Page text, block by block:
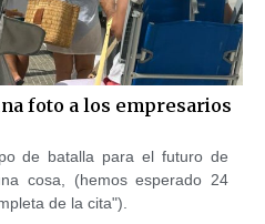
foto a los empresarios
de batalla para el futuro de
cosa, (hemos esperado 24
de la cita").